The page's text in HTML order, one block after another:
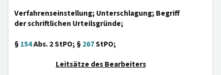
Verfahrenseinstellung; Unterschlagung; Begriff
der schriftlichen Urteilsgründe;
§154Abs. 2 StPO; §267StPO;
Leitsätze des Bearbeiters